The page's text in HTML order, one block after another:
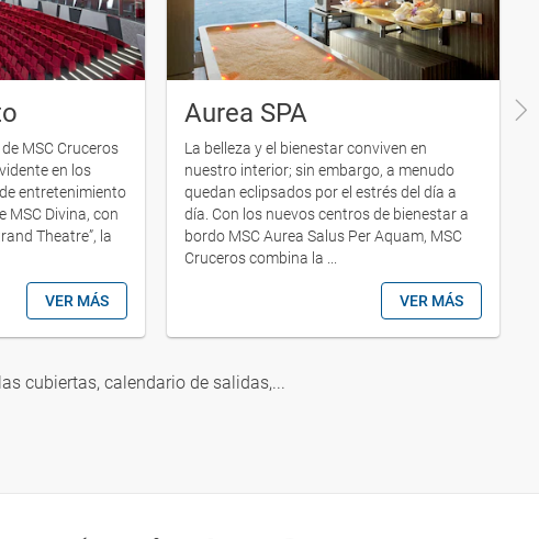
MSC Cruceros
en los
entretenimiento
MSC Divina, con
Theatre”, la
VER MÁS
Aurea SPA
La belleza y el bienestar conviven en
nuestro interior; sin embargo, a menudo
quedan eclipsados por el estrés del día a
día. Con los nuevos centros de bienestar a
bordo MSC Aurea Salus Per Aquam, MSC
Cruceros combina la ...
VER MÁS
cubiertas, calendario de salidas,...